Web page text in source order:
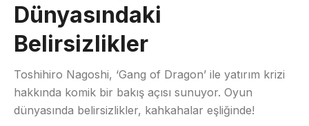
Dünyasındaki
Belirsizlikler
Toshihiro Nagoshi, ‘Gang of Dragon’ ile yatırım krizi
hakkında komik bir bakış açısı sunuyor. Oyun
dünyasında belirsizlikler, kahkahalar eşliğinde!